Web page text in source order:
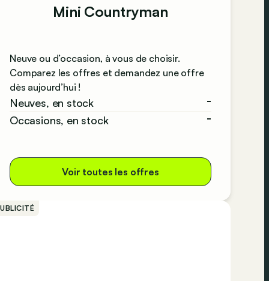
Mini Countryman
Neuve ou d’occasion, à vous de choisir.
Comparez les offres et demandez une offre
dès aujourd’hui !
Neuves, en stock
-
Occasions, en stock
-
Voir toutes les offres